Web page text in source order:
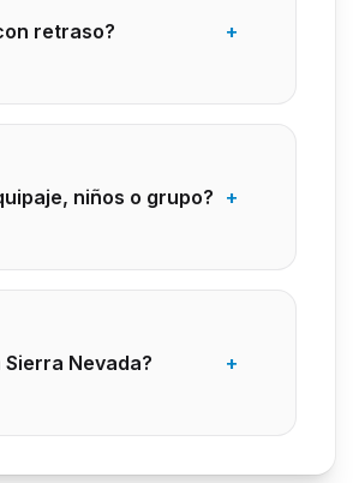
retraso? +
niños o grupo? +
Nevada? +